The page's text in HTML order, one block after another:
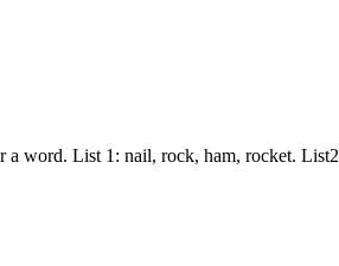
word. List 1: nail, rock, ham, rocket.